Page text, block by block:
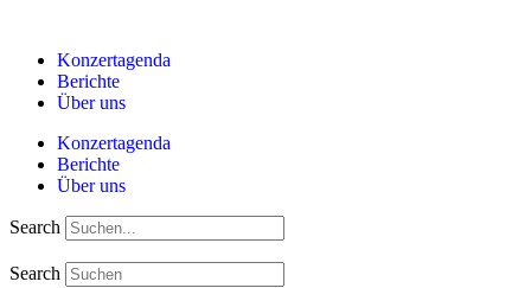
springenKonzertagenda
Berichte
Über uns
Konzertagenda
Berichte
Über uns
Search
Search